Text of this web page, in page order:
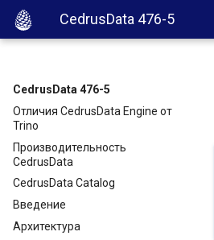
CedrusData 476-5
CedrusData 476-5
Отличия CedrusData Engine от
Trino
Производительность
CedrusData
CedrusData Catalog
Введение
Архитектура